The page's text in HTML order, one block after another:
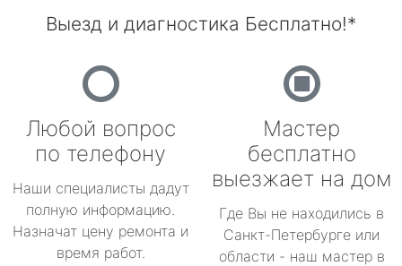
Выезд и диагностика Бесплатно!*
Любой вопрос
по телефону
Наши специалисты дадут
полную информацию.
Назначат цену ремонта и
время работ.
Мастер
бесплатно
выезжает на дом
Где Вы не находились в
Санкт-Петербурге или
области - наш мастер в